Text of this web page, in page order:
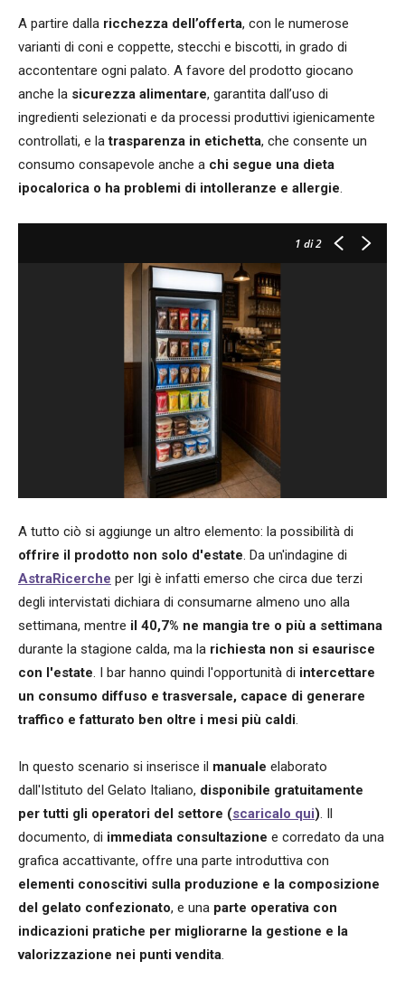
A partire dalla ricchezza dell’offerta, con le numerose
varianti di coni e coppette, stecchi e biscotti, in grado di
accontentare ogni palato. A favore del prodotto giocano
anche la sicurezza alimentare, garantita dall’uso di
ingredienti selezionati e da processi produttivi igienicamente
controllati, e latrasparenza in etichetta, che consente un
consumo consapevole anche a chi segue una dieta
ipocalorica o ha problemi di intolleranze e allergie.
1 di 2
A tutto ciò si aggiunge un altro elemento: la possibilità di
offrire il prodotto non solo d'estate. Da un'indagine di
AstraRicerche per Igi è infatti emerso che circa due terzi
degli intervistati dichiara di consumarne almeno uno alla
settimana, mentre il 40,7% ne mangia tre o più a settimana
durante la stagione calda, ma la richiesta non si esaurisce
con l'estate. I bar hanno quindi l'opportunità di intercettare
un consumo diffuso e trasversale, capace di generare
traffico e fatturato ben oltre i mesi più caldi.
In questo scenario si inserisce il manuale elaborato
dall'Istituto del Gelato Italiano, disponibile gratuitamente
per tutti gli operatori del settore (scaricalo qui). Il
documento, di immediata consultazione e corredato da una
grafica accattivante, offre una parte introduttiva con
elementi conoscitivi sulla produzione e la composizione
del gelato confezionato, e una parte operativa con
indicazioni pratiche per migliorarne la gestione e la
valorizzazione nei punti vendita.